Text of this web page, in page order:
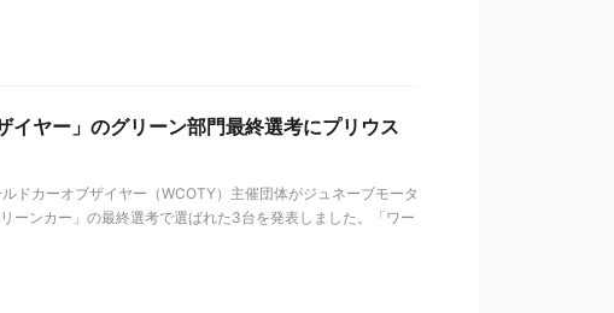
イヤー」のグリーン部門最終選考にプリウス
ドカーオブザイヤー（WCOTY）主催団体がジュネーブモータ
ーンカー」の最終選考で選ばれた3台を発表しました。「ワー